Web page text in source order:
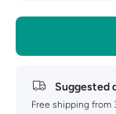
Suggested
Free shipping from